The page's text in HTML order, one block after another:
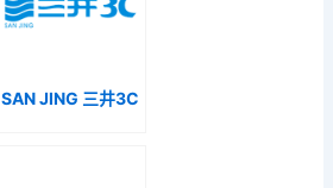
SAN JING 三井3C